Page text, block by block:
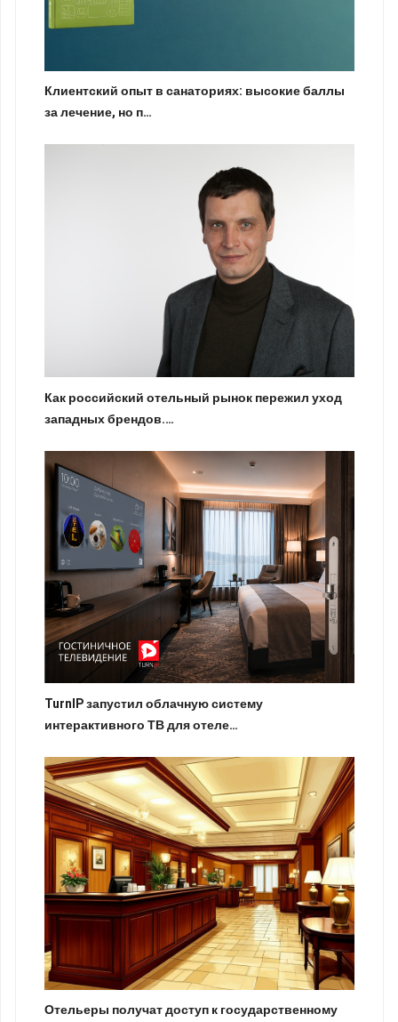
Клиентский опыт в санаториях: высокие баллы
за лечение, но п…
Как российский отельный рынок пережил уход
западных брендов.…
TurnIP запустил облачную систему
интерактивного ТВ для отеле…
Отельеры получат доступ к государственному